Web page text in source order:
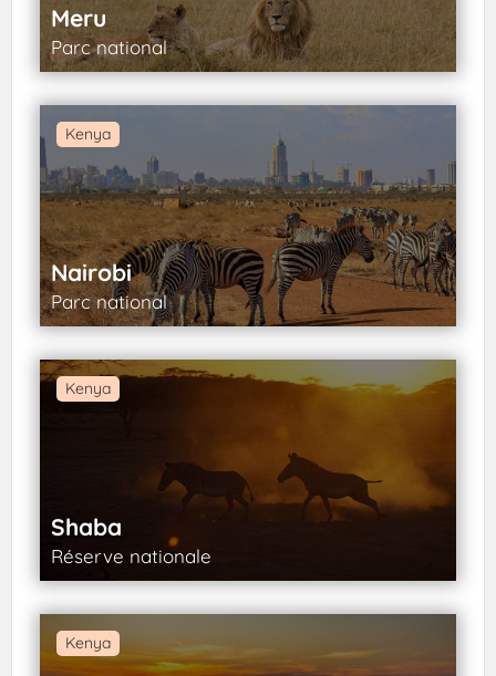
Meru
Parc national
Kenya
Nairobi
Parc national
Kenya
Shaba
Réserve nationale
Kenya